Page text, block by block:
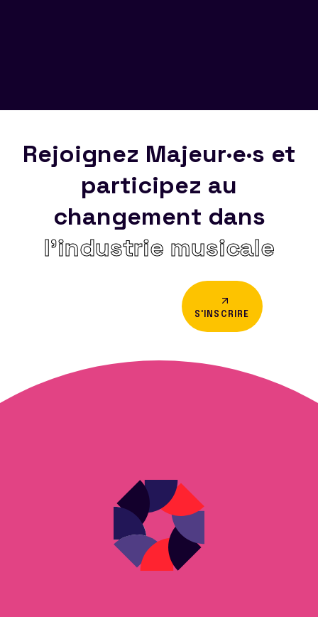
Rejoignez Majeur·e·s et
participez au
changement dans
l’industrie musicale
S'INSCRIRE